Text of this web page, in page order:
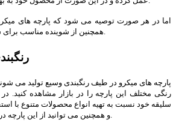
اما در هر صورت توصیه می شود که پارچه های
پارچه های میکرو در طیف رنگبندی وسیع تولید می
رنگی مختلف این پارچه را در بازار مشاهده کنید.
سلیقه خود نسبت به تهیه انواع محصولات متنوع با